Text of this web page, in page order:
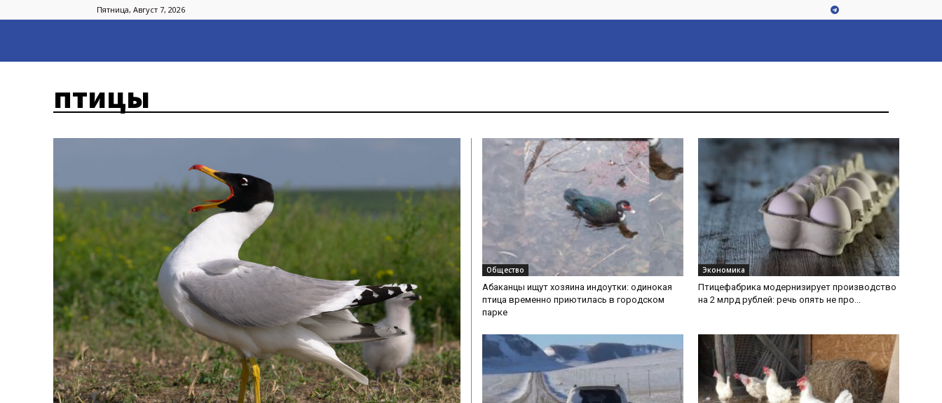
Пятница, Август 7, 2026
птицы
Общество
Абаканцы ищут хозяина индоутки: одинокая
птица временно приютилась в городском
парке
Экономика
Птицефабрика модернизирует производство
на 2 млрд рублей: речь опять не про...